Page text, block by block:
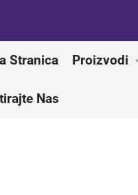
Stranica Proizvodi
Nas